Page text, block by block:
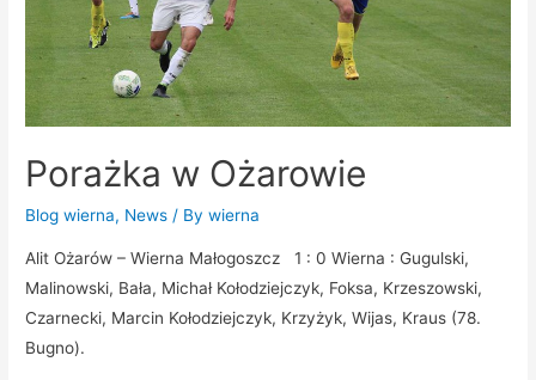
Porażka w Ożarowie
Blog wierna, News / Bywierna
Alit Ożarów – Wierna Małogoszcz 1 : 0 Wierna : Gugulski,
Malinowski, Bała, Michał Kołodziejczyk, Foksa, Krzeszowski,
Czarnecki, Marcin Kołodziejczyk, Krzyżyk, Wijas, Kraus (78.
Bugno).